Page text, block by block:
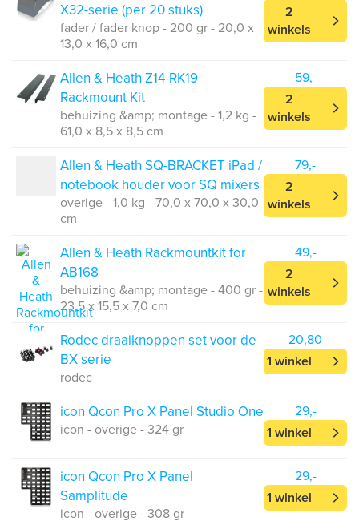
X32-serie (per 20 stuks)
fader / fader knop - 200 gr - 20,0 x
13,0 x 16,0 cm
2
winkels
Allen & Heath Z14-RK19
Rackmount Kit
behuizing &amp; montage - 1,2 kg -
61,0 x 8,5 x 8,5 cm
59,-
2
winkels
Allen & Heath SQ-BRACKET iPad /
notebook houder voor SQ mixers
overige - 1,0 kg - 70,0 x 70,0 x 30,0
cm
79,-
2
winkels
Allen & Heath Rackmountkit for
AB168
behuizing &amp; montage - 400 gr -
23,5 x 15,5 x 7,0 cm
49,-
2
winkels
Rodec draaiknoppen set voor de
BX serie
rodec
20,80
1 winkel
icon Qcon Pro X Panel Studio One
icon - overige - 324 gr
29,-
1 winkel
icon Qcon Pro X Panel
Samplitude
icon - overige - 308 gr
29,-
1 winkel